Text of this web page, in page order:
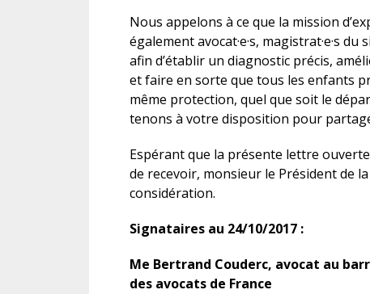
Nous appelons à ce que la mission
également avocat·e·s, magistrat·e·s
afin d’établir un diagnostic précis,
et faire en sorte que tous les enfants
même protection, quel que soit le
tenons à votre disposition pour
Espérant que la présente lettre
de recevoir, monsieur le Président de
considération.
Signataires au 24/10/2017 :
Me Bertrand Couderc, avocat au
des avocats de France